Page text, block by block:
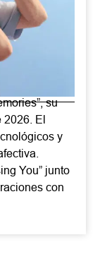
su
2026. El
y
You” junto
con